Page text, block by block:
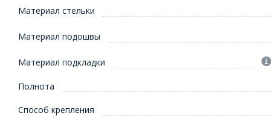
Материал стельки
Материал подошвы
Материал подкладки
Полнота
Способ крепления